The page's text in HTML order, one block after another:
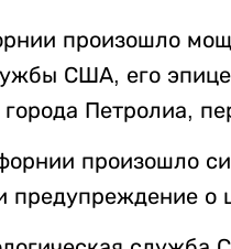
произошло
США, его
Петролиа,
произошло
предупреждение о